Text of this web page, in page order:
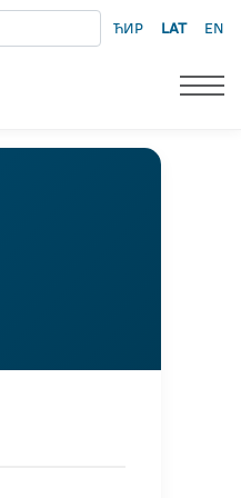
ЋИР LAT EN